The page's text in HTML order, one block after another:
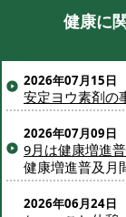
健康に
2026年07月15日
安定ヨウ素剤の
2026年07月09日
9月は健康増進
健康増進普及月
2026年06月24日